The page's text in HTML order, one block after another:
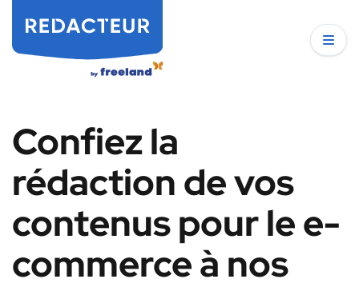
Confiez la
rédaction de vos
contenus pour le e-
commerce à nos